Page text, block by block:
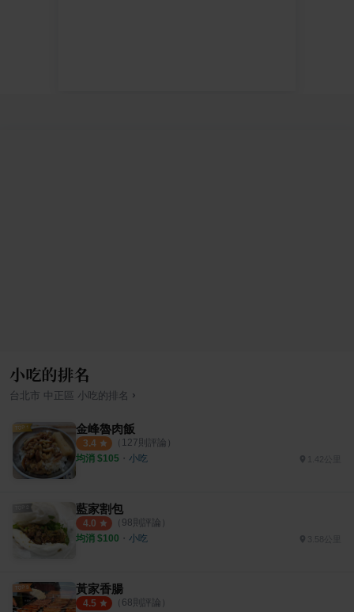
小吃的排名
台北市 中正區 小吃 的排名 ›
金峰魯肉飯
3.4 （ 127則評論）
均消 $105 ・ 小吃 1.42公里
藍家割包
4.0 （ 98則評論）
均消 $100 ・ 小吃 3.58公里
黃家香腸
4.5 （ 68則評論）